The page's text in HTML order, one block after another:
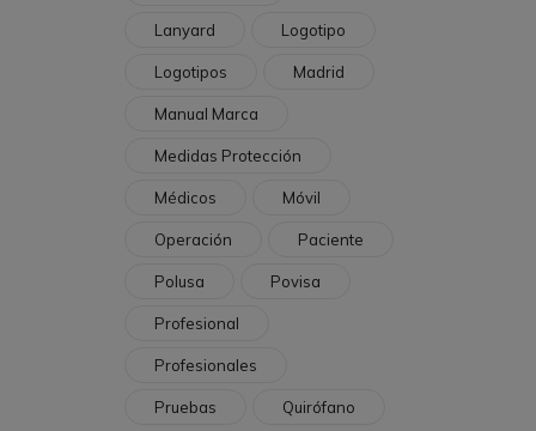
Lanyard Logotipo
Logotipos Madrid
Manual Marca
Medidas Protección
Médicos Móvil
Operación Paciente
Polusa Povisa
Profesional
Profesionales
Pruebas Quirófano